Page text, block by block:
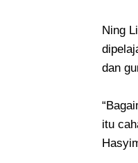
Ning
dan
itu